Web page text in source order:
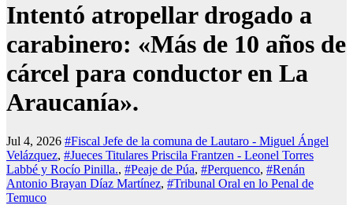
Intentó atropellar drogado a
carabinero: «Más de 10 años de
cárcel para conductor en La
Araucanía».
Jul 4, 2026 #Fiscal Jefe de la comuna de Lautaro - Miguel Ángel
Velázquez, #Jueces Titulares Priscila Frantzen - Leonel Torres
Labbé y Rocío Pinilla., #Peaje de Púa, #Perquenco, #Renán
Antonio Brayan Díaz Martínez, #Tribunal Oral en lo Penal de
Temuco